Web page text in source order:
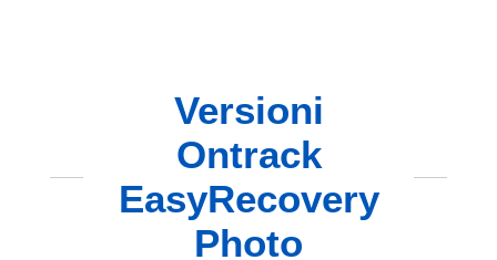
Versioni
Ontrack
EasyRecovery
Photo